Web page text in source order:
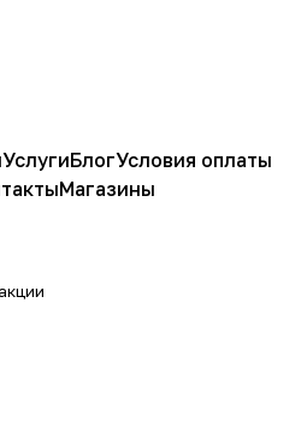
УслугиБлогУсловия оплаты
Магазины